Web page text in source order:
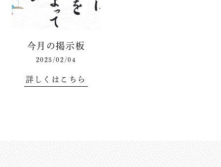
今月の掲示板
2025/02/04
詳しくはこちら